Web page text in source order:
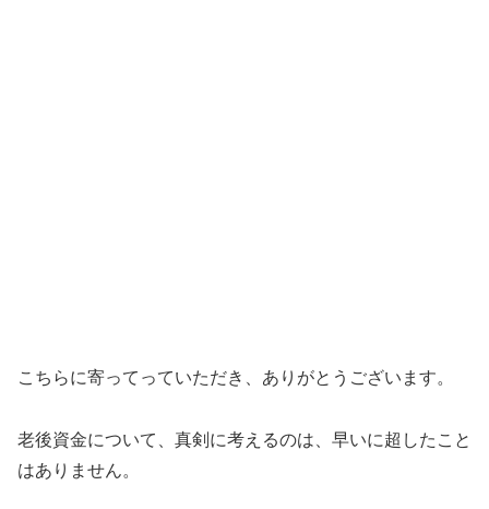
こちらに寄ってっていただき、ありがとうございます。
老後資金について、真剣に考えるのは、早いに超したこと
はありません。